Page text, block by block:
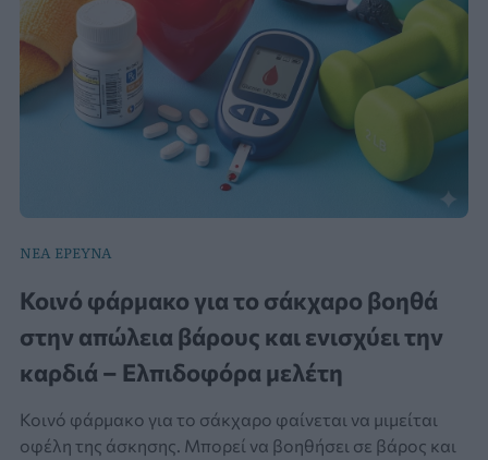
ΝΕΑ ΕΡΕΥΝΑ
Κοινό φάρμακο για το σάκχαρο βοηθά
στην απώλεια βάρους και ενισχύει την
καρδιά – Ελπιδοφόρα μελέτη
Κοινό φάρμακο για το σάκχαρο φαίνεται να μιμείται
οφέλη της άσκησης. Μπορεί να βοηθήσει σε βάρος και